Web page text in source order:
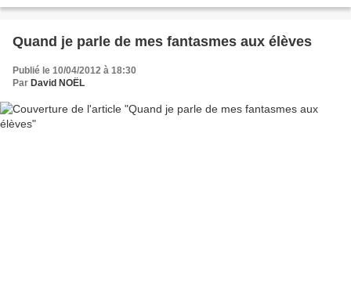
Quand je parle de mes fantasmes aux élèves
Publié le 10/04/2012 à 18:30
Par David NOËL